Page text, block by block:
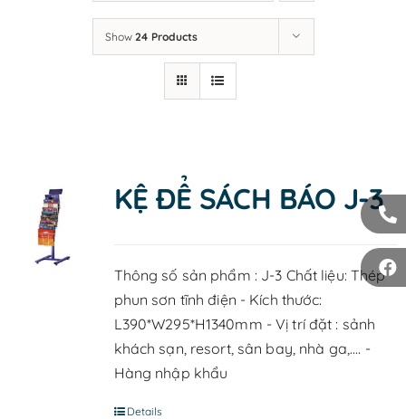
Show24 Products
KỆ ĐỂ SÁCH BÁO J-3
Thông số sản phẩm : J-3 Chất liệu: Thép
phun sơn tĩnh điện - Kích thước:
L390*W295*H1340mm - Vị trí đặt : sảnh
khách sạn, resort, sân bay, nhà ga,.... -
Hàng nhập khẩu
Details